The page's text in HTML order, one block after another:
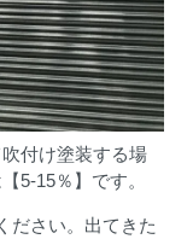
付け塗装する場
5-15％】です。
ださい。出てきた